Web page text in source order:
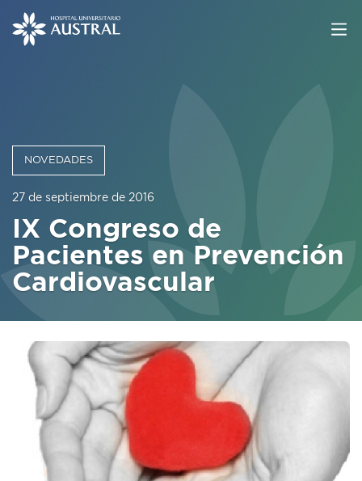
NOVEDADES
27 de septiembre de 2016
IX Congreso de
Pacientes en Prevención
Cardiovascular